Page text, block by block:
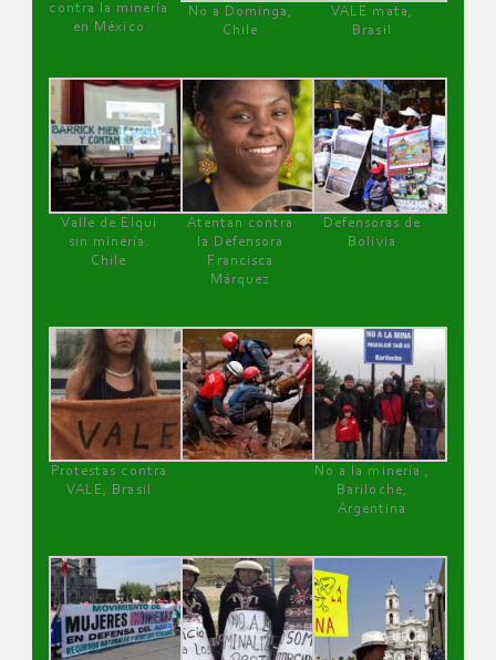
contra la minería
en México
No a Dominga,
Chile
VALE mata,
Brasil
Valle de Elqui
sin minería.
Chile
Atentan contra
la Defensora
Francisca
Márquez
Defensoras de
Bolivia
Protestas contra
VALE, Brasil
No a la minería ,
Bariloche,
Argentina